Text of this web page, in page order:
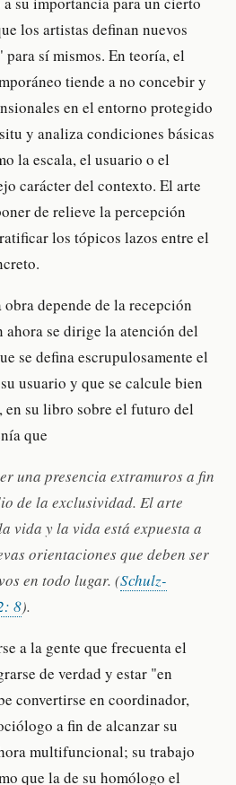
los artistas definan nuevos
sí mismos. En teoría, el
tiende a no concebir y
en el entorno protegido
y analiza condiciones básicas
la escala, el usuario o el
carácter del contexto. El arte
de relieve la percepción
los tópicos lazos entre el
depende de la recepción
ahora se dirige la atención del
se defina escrupulosamente el
usuario y que se calcule bien
en su libro sobre el futuro del
que
una presencia extramuros a fin
de la exclusividad. El arte
vida y la vida está expuesta a
orientaciones que deben ser
en todo lugar. (Schulz-
8).
a la gente que frecuenta el
de verdad y estar "en
convertirse en coordinador,
a fin de alcanzar su
multifuncional; su trabajo
que la de su homólogo el